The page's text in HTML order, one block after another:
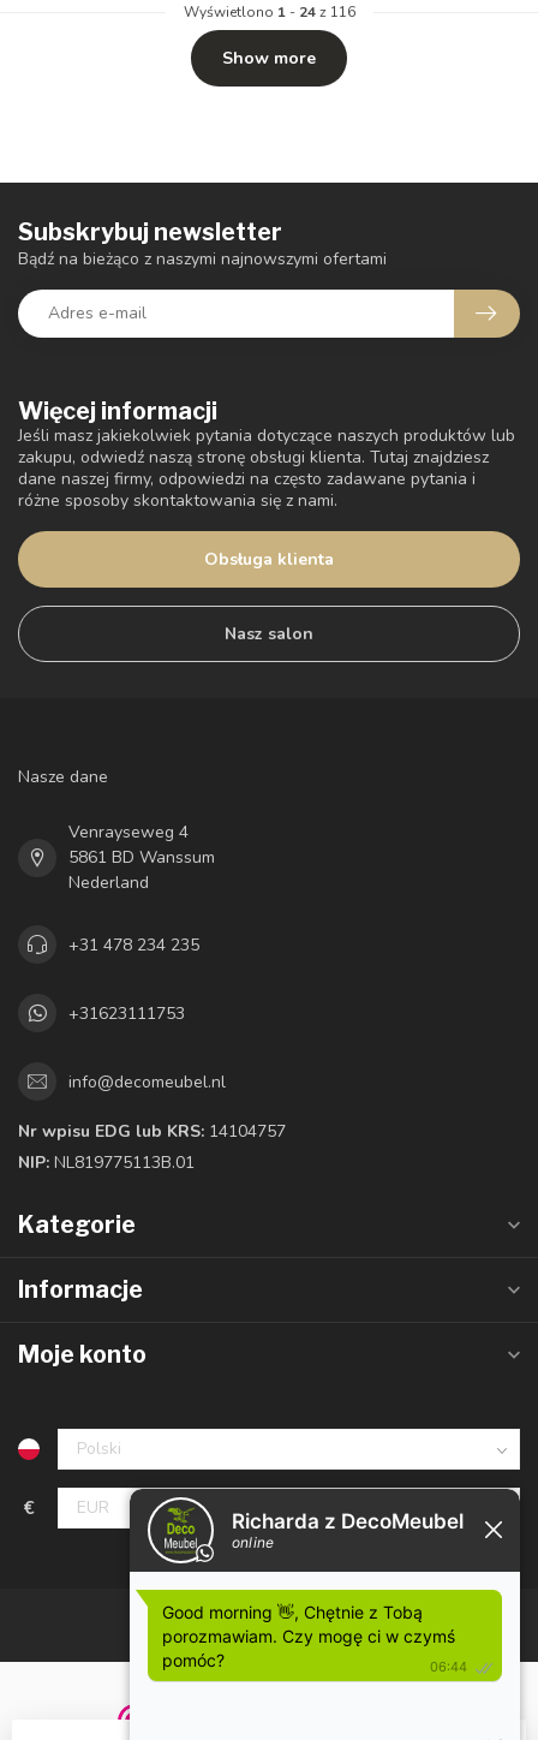
Wyświetlono 1- 24z 116
Show more
Więcej informacji
Jeśli masz jakiekolwiek pytania dotyczące naszych produktów lub
zakupu, odwiedź naszą stronę obsługi klienta. Tutaj znajdziesz
dane naszej firmy, odpowiedzi na często zadawane pytania i
różne sposoby skontaktowania się z nami.
Obsługa klienta
Nasz salon
Subskrybuj newsletter
Bądź na bieżąco z naszymi najnowszymi ofertami
Nasze dane
Venrayseweg 4
5861 BD Wanssum
Nederland
+31 478 234 235
+31623111753
info@decomeubel.nl
Nr wpisu EDG lub KRS: 14104757
NIP: NL819775113B.01
Kategorie
Informacje
Moje konto
€